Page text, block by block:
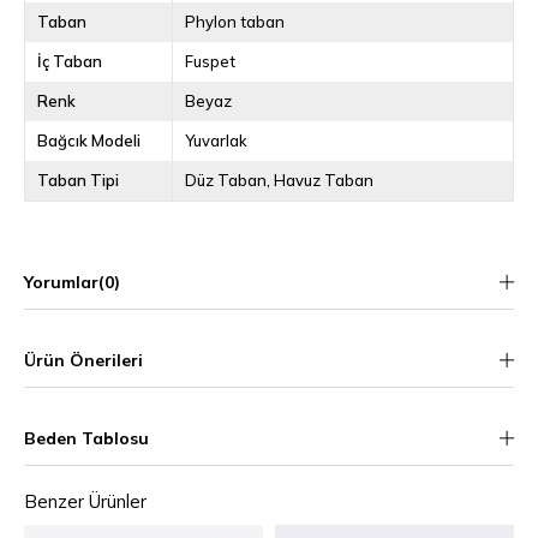
Taban Phylon taban
İç Taban Fuspet
Renk Beyaz
Bağcık Modeli Yuvarlak
Taban Tipi Düz Taban Havuz Taban
Yorumlar(0)
Ürün Önerileri
Beden Tablosu
Benzer Ürünler